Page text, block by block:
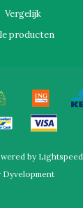
Vergelijk
producten
by Lightspeed
Dyvelopment